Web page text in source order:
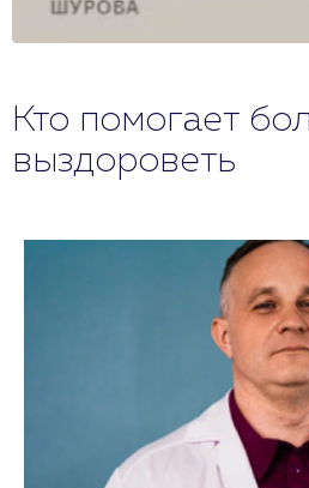
Кто помогает
выздороветь